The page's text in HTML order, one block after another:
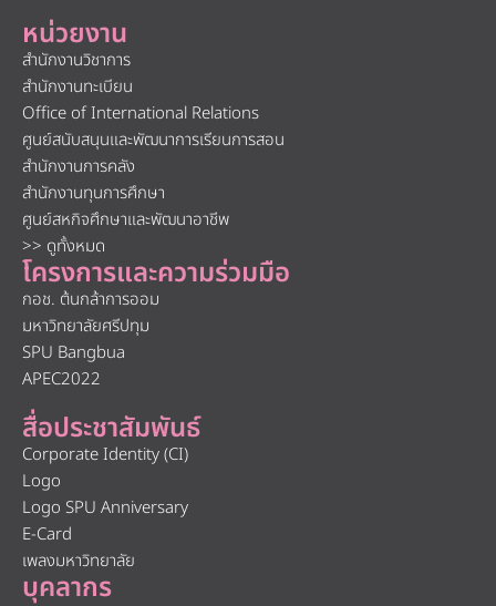
หน่วยงาน
สำนักงานวิชาการ
สำนักงานทะเบียน
Office of International Relations
ศูนย์สนับสนุนและพัฒนาการเรียนการสอน
สำนักงานการคลัง
สำนักงานทุนการศึกษา
ศูนย์สหกิจศึกษาและพัฒนาอาชีพ
>> ดูทั้งหมด
โครงการและความร่วมมือ
กอช. ต้นกล้าการออม
มหาวิทยาลัยศรีปทุม
SPU Bangbua
APEC2022
สื่อประชาสัมพันธ์
Corporate Identity (CI)
Logo
Logo SPU Anniversary
E-Card
เพลงมหาวิทยาลัย
บุคลากร